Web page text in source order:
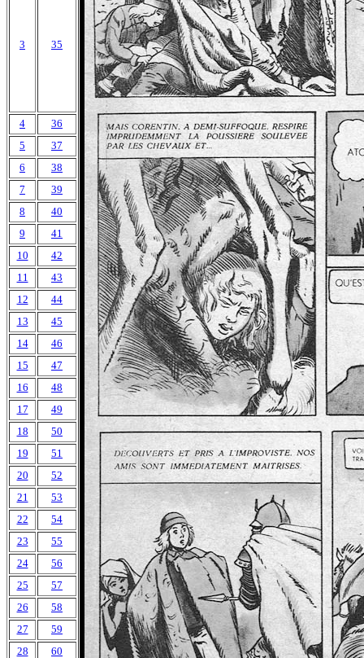
3 35
4
36
5
37
6
38
7
39
8
40
9
41
10
42
11
43
12
44
13
45
14
46
15
47
16
48
17
49
18
50
19
51
20
52
21
53
22
54
23
55
24
56
25
57
26
58
27
59
28
60